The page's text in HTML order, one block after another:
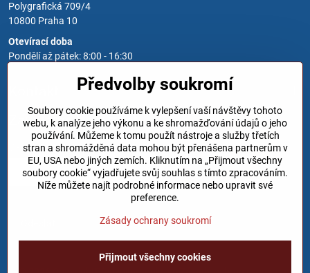
Polygrafická 709/4
10800 Praha 10
Otevírací doba
Pondělí až pátek: 8:00 - 16:30
Zavoláme Vám zpět
Váš telefon*
Předvolby soukromí
Soubory cookie používáme k vylepšení vaší návštěvy tohoto
webu, k analýze jeho výkonu a ke shromažďování údajů o jeho
používání. Můžeme k tomu použít nástroje a služby třetích
stran a shromážděná data mohou být přenášena partnerům v
EU, USA nebo jiných zemích. Kliknutím na „Přijmout všechny
soubory cookie“ vyjadřujete svůj souhlas s tímto zpracováním.
Níže můžete najít podrobné informace nebo upravit své
preference.
Zásady ochrany soukromí
Přijmout všechny cookies